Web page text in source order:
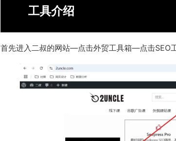
工具介绍
首先进入二叔的网站—点击外贸工具箱—点击SEO